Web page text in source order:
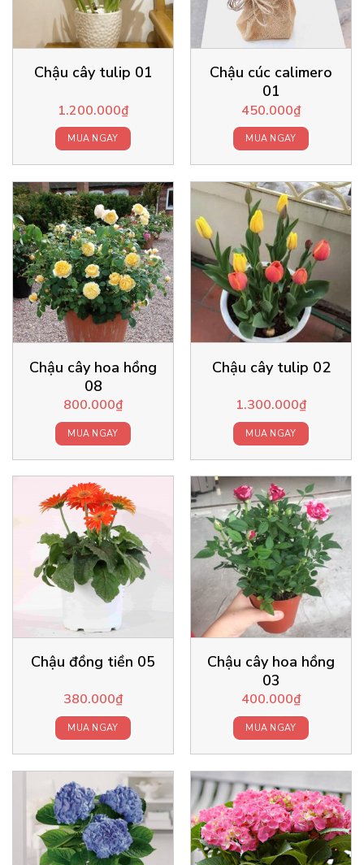
Chậu cây tulip 01
1.200.000₫
MUA NGAY
Chậu cúc calimero
01
450.000₫
MUA NGAY
Chậu cây hoa hồng
08
800.000₫
MUA NGAY
Chậu cây tulip 02
1.300.000₫
MUA NGAY
Chậu đồng tiền 05
380.000₫
MUA NGAY
Chậu cây hoa hồng
03
400.000₫
MUA NGAY